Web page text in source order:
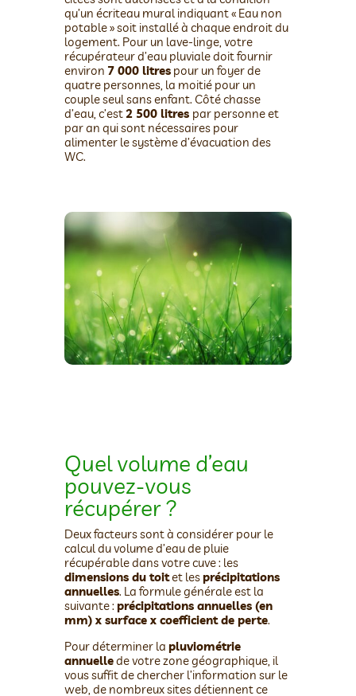
qu’un écriteau mural indiquant « Eau non
potable » soit installé à chaque endroit du
logement. Pour un lave-linge, votre
récupérateur d’eau pluviale doit fournir
environ 7 000 litrespour un foyer de
quatre personnes, la moitié pour un
couple seul sans enfant. Côté chasse
d’eau, c’est2 500 litres par personne et
par an qui sont nécessaires pour
alimenter le système d’évacuation des
WC.
Quel volume d’eau
pouvez-vous
récupérer ?
Deux facteurs sont à considérer pour le
calcul du volume d’eau de pluie
récupérable dans votre cuve : les
dimensions du toitet lesprécipitations
annuelles. La formule générale est la
suivante : précipitations annuelles (en
mm) x surface x coefficient de perte.
Pour déterminer la pluviométrie
annuellede votre zone géographique, il
vous suffit de chercher l’information sur le
web, de nombreux sites détiennent ce